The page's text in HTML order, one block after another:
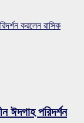
করলেন রাসিক
ঈদগাহ পরিদর্শন